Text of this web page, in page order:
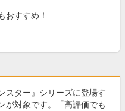
おすすめ！
スター』シリーズに登場す
が対象です。「高評価でも